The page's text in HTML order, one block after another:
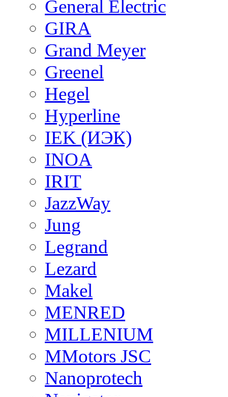
General Electric
GIRA
Grand Meyer
Greenel
Hegel
Hyperline
IEK (ИЭК)
INOA
IRIT
JazzWay
Jung
Legrand
Lezard
Makel
MENRED
MILLENIUM
MMotors JSC
Nanoprotech